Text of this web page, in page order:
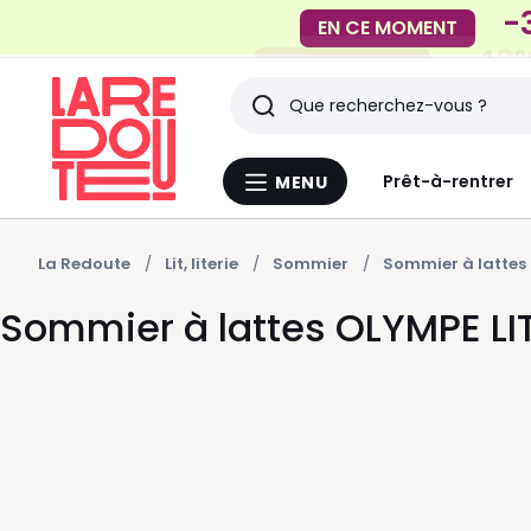
EN CE MOMENT
-
Menu
MENU Prêt-à-rentrer
Rechercher
Derniers
articles
vus
La Redoute Lit, literie Sommier Sommier à lattes
Sommier à lattes OLYMPE